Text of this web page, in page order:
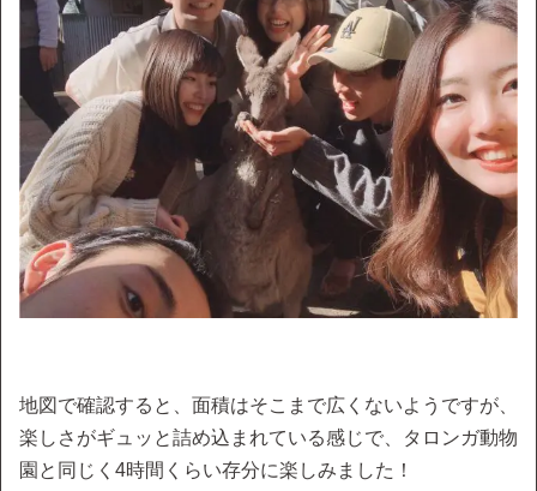
地図で確認すると、面積はそこまで広くないようですが、
楽しさがギュッと詰め込まれている感じで、タロンガ動物
園と同じく4時間くらい存分に楽しみました！